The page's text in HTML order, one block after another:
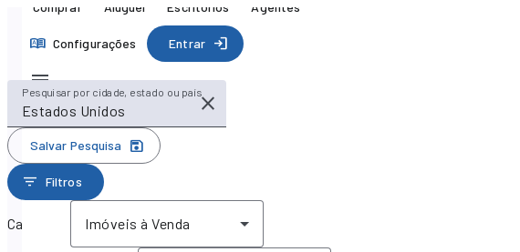
Comprar Aluguel Escritórios Agentes
Configurações Entrar
Pesquisar por cidade, estado ou país
Salvar Pesquisa
Filtros
Categoria Imóveis à Venda